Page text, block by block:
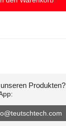
Produkten?